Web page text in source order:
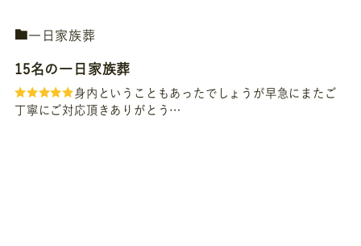
一日家族葬
15名の一日家族葬
身内ということもあったでしょうが早急にまたご
丁寧にご対応頂きありがとう…